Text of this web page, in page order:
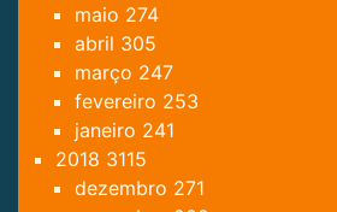
maio 274
abril 305
março 247
fevereiro 253
janeiro 241
2018 3115
dezembro 271